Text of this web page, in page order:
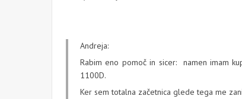
Andreja:
Rabim eno pomoč in sicer: namen imam
1100D.
Ker sem totalna začetnica glede tega me